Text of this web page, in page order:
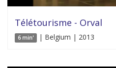
Télétourisme - Orval
6 min' | Belgium | 2013